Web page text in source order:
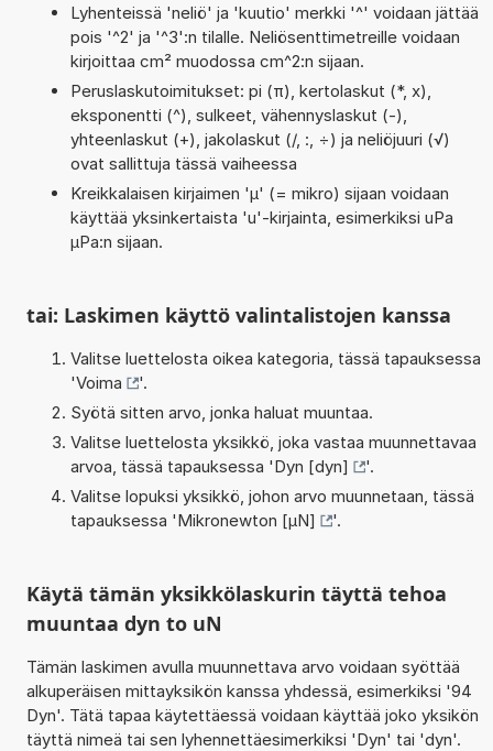
Lyhenteissä 'neliö' ja 'kuutio' merkki '^' voidaan jättää
pois '^2' ja '^3':n tilalle. Neliösenttimetreille voidaan
kirjoittaa cm² muodossa cm^2:n sijaan.
Peruslaskutoimitukset: pi (π), kertolaskut (*, x),
eksponentti (^), sulkeet, vähennyslaskut (-),
yhteenlaskut (+), jakolaskut (/, :, ÷) ja neliöjuuri (√)
ovat sallittuja tässä vaiheessa
Kreikkalaisen kirjaimen 'µ' (= mikro) sijaan voidaan
käyttää yksinkertaista 'u'-kirjainta, esimerkiksi uPa
µPa:n sijaan.
tai: Laskimen käyttö valintalistojen kanssa
Valitse luettelosta oikea kategoria, tässä tapauksessa
'Voima
'.
Syötä sitten arvo, jonka haluat muuntaa.
Valitse luettelosta yksikkö, joka vastaa muunnettavaa
arvoa, tässä tapauksessa 'Dyn [dyn]
'.
Valitse lopuksi yksikkö, johon arvo muunnetaan, tässä
tapauksessa 'Mikronewton [µN] '.
Käytä tämän yksikkölaskurin täyttä tehoa
muuntaa dyn to uN
Tämän laskimen avulla muunnettava arvo voidaan syöttää
alkuperäisen mittayksikön kanssa yhdessä, esimerkiksi '94
Dyn'. Tätä tapaa käytettäessä voidaan käyttää joko yksikön
täyttä nimeä tai sen lyhennettäesimerkiksi 'Dyn' tai 'dyn'.